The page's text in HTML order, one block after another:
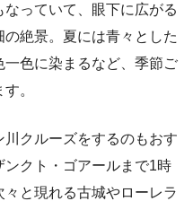
っていて、眼下に広がる
絶景。夏には青々とした
色に染まるなど、季節ご
。
クルーズをするのもおす
クト・ゴアールまで1時
と現れる古城やローレラ